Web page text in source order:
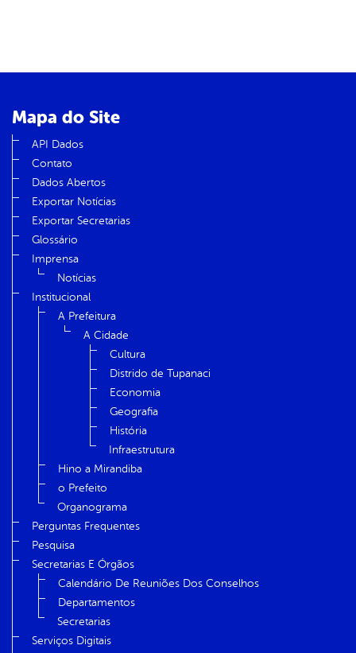
Mapa do Site
API Dados
Contato
Dados Abertos
Exportar Notícias
Exportar Secretarias
Glossário
Imprensa
Notícias
Institucional
A Prefeitura
A Cidade
Cultura
Distrido de Tupanaci
Economia
Geografia
História
Infraestrutura
Hino a Mirandiba
o Prefeito
Organograma
Perguntas Frequentes
Pesquisa
Secretarias E Órgãos
Calendário De Reuniões Dos Conselhos
Departamentos
Secretarias
Serviços Digitais